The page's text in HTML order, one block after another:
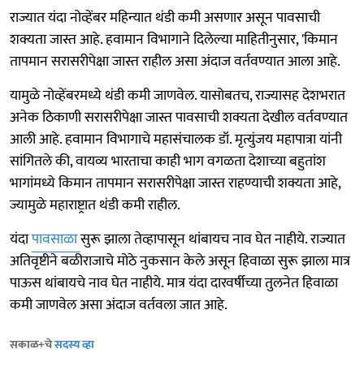
राज्यात यंदा नोव्हेंबर महिन्यात थंडी कमी असणार असून पावसाची
शक्यता जास्त आहे. हवामान विभागाने दिलेल्या माहितीनुसार, 'किमान
तापमान सरासरीपेक्षा जास्त राहील असा अंदाज वर्तवण्यात आला आहे.
यामुळे नोव्हेंबरमध्ये थंडी कमी जाणवेल. यासोबतच, राज्यासह देशभरात
अनेक ठिकाणी सरासरीपेक्षा जास्त पावसाची शक्यता देखील वर्तवण्यात
आली आहे. हवामान विभागाचे महासंचालक डॉ. मृत्युंजय महापात्रा यांनी
सांगितले की, वायव्य भारताचा काही भाग वगळता देशाच्या बहुतांश
भागांमध्ये किमान तापमान सरासरीपेक्षा जास्त राहण्याची शक्यता आहे,
ज्यामुळे महाराष्ट्रात थंडी कमी राहील.
यंदापावसाळासुरू झाला तेव्हापासून थांबायच नाव घेत नाहीये. राज्यात
अतिवृष्टीने बळीराजाचे मोठे नुकसान केले असून हिवाळा सुरू झाला मात्र
पाऊस थांबायचे नाव घेत नाहीये. मात्र यंदा दारवर्षीच्या तुलनेत हिवाळा
कमी जाणवेल असा अंदाज वर्तवला जात आहे.
सकाळ+चेसदस्य व्हा